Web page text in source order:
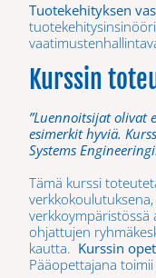
Tuotekehityksen
Kurssin
”Luennoitsijat olivat
esimerkit hyviä.
Systems
Tämä kurssi
verkkoympäristössä
ohjattujen
kautta. Kurssin
Pääopettajana toimii